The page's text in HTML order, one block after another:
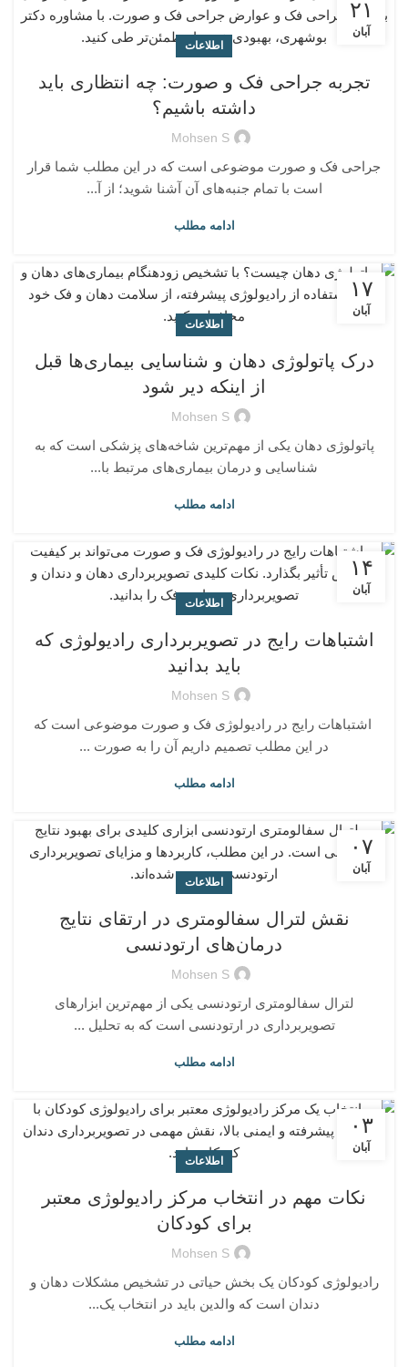
۲۱
آبان
اطلاعات
تجربه جراحی فک و صورت: چه انتظاری باید
داشته باشیم؟
Mohsen S
جراحی فک و صورت موضوعی است که در این مطلب شما قرار
است با تمام جنبه‌های آن آشنا شوید؛ از آ...
ادامه مطلب
۱۷
آبان
اطلاعات
درک پاتولوژی دهان و شناسایی بیماری‌ها قبل
از اینکه دیر شود
Mohsen S
پاتولوژی دهان یکی از مهم‌ترین شاخه‌های پزشکی است که به
شناسایی و درمان بیماری‌های مرتبط با...
ادامه مطلب
۱۴
آبان
اطلاعات
اشتباهات رایج در تصویربرداری رادیولوژی که
باید بدانید
Mohsen S
اشتباهات رایج در رادیولوژی فک و صورت موضوعی است که
در این مطلب تصمیم داریم آن را به صورت ...
ادامه مطلب
۰۷
آبان
اطلاعات
نقش لترال سفالومتری در ارتقای نتایج
درمان‌های ارتودنسی
Mohsen S
لترال سفالومتری ارتودنسی یکی از مهم‌ترین ابزارهای
تصویربرداری در ارتودنسی است که به تحلیل ...
ادامه مطلب
۰۳
آبان
اطلاعات
نکات مهم در انتخاب مرکز رادیولوژی معتبر
برای کودکان
Mohsen S
رادیولوژی کودکان یک بخش حیاتی در تشخیص مشکلات دهان و
دندان است که والدین باید در انتخاب یک...
ادامه مطلب